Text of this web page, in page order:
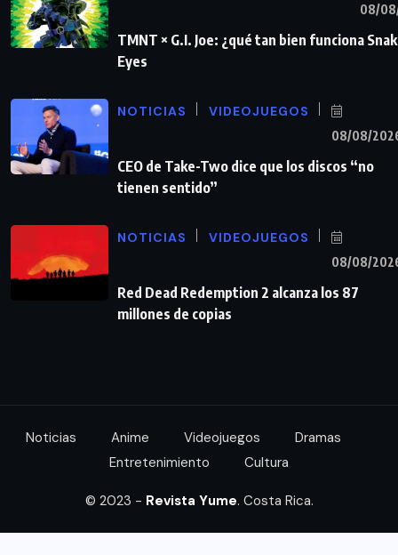
08/
TMNT × G.I. Joe: ¿qué tan bien funciona
Eyes
NOTICIAS VIDEOJUEGOS
08/08/
CEO de Take-Two dice que los discos “no
tienen sentido”
NOTICIAS VIDEOJUEGOS
08/08/
Red Dead Redemption 2 alcanza los 87
millones de copias
Noticias Anime Videojuegos
Dramas
Entretenimiento
Cultura
© 2023 - Revista Yume. Costa Rica.